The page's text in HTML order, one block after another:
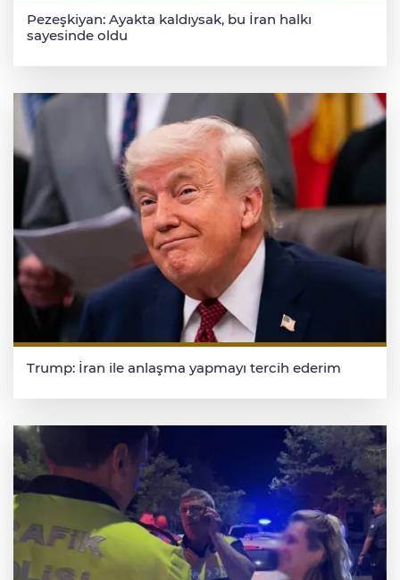
Pezeşkiyan: Ayakta kaldıysak, bu İran halkı
sayesinde oldu
Trump: İran ile anlaşma yapmayı tercih ederim